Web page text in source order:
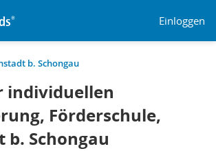
Einloggen
b. Schongau
individuellen
Förderschule,
Schongau